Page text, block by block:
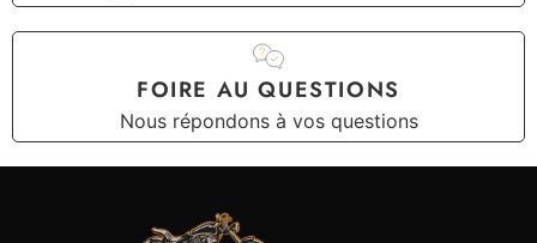
FOIRE AU QUESTIONS
Nous répondons à vos questions